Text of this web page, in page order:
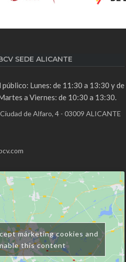
SEDE ALICANTE
Lunes: de 11:30 a 13:30 y de
a Viernes: de 10:30 a 13:30.
de Alfaro, 4 - 03009 ALICANTE
márketing cookies and
this content